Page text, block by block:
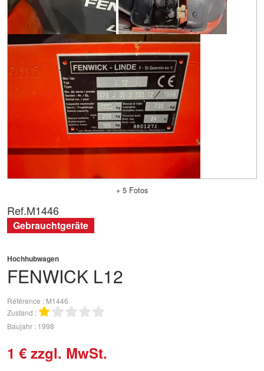
+ 5 Fotos
FENWICK L12
Hochhubwagen
Référence
M1446
Zustand
Baujahr 1998
1 € zzgl. MwSt.
Ref.M1446
Gebrauchtgeräte